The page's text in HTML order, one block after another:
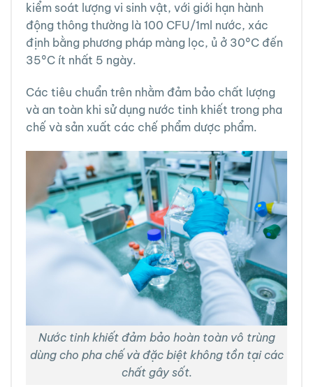
kiểm soát lượng vi sinh vật, với giới hạn hành
động thông thường là 100 CFU/1ml nước, xác
định bằng phương pháp màng lọc, ủ ở 30°C đến
35°C ít nhất 5 ngày.
Các tiêu chuẩn trên nhằm đảm bảo chất lượng
và an toàn khi sử dụng nước tinh khiết trong pha
chế và sản xuất các chế phẩm dược phẩm.
Nước tinh khiết đảm bảo hoàn toàn vô trùng
dùng cho pha chế và đặc biệt không tồn tại các
chất gây sốt.